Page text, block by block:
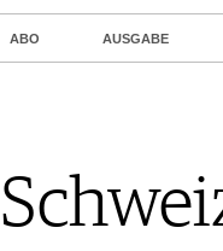
ABO AUSGABE